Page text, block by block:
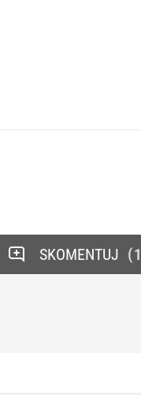
SKOMENTUJ 1